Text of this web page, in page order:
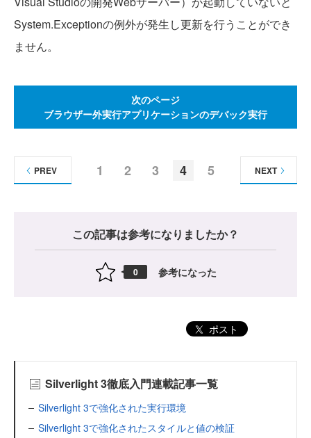
System.Exceptionの例外が発生し更新を行うことができ
ません。
次のページ
ブラウザー外実行アプリケーションのデバック実行
1 2 3 4 5
PREV NEXT
この記事は参考になりましたか？
0 参考になった
ポスト
Silverlight 3徹底入門連載記事一覧
Silverlight 3で強化された実行環境
Silverlight 3で強化されたスタイルと値の検証